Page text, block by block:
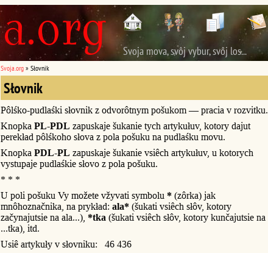
Svoja mova, svôj vybur, svôj los...
Svoja.org » Słovnik
Słovnik
Pôlśko-pudlaśki słovnik z odvorôtnym pošukom — pracia v rozvitku.
Knopka PL-PDL zapuskaje šukanie tych artykułuv, kotory dajut
perekład pôlśkoho słova z pola pošuku na pudlaśku movu.
Knopka PDL-PL zapuskaje šukanie vsiêch artykułuv, u kotorych
vystupaje pudlaśkie słovo z pola pošuku.
* * *
U poli pošuku Vy možete vžyvati symbolu * (zôrka) jak
mnôhoznačnika, na prykład: ala* (šukati vsiêch słôv, kotory
začynajutsie na ala...), *tka (šukati vsiêch słôv, kotory kunčajutsie na
...tka), itd.
Usiê artykuły v słovniku: 46 436